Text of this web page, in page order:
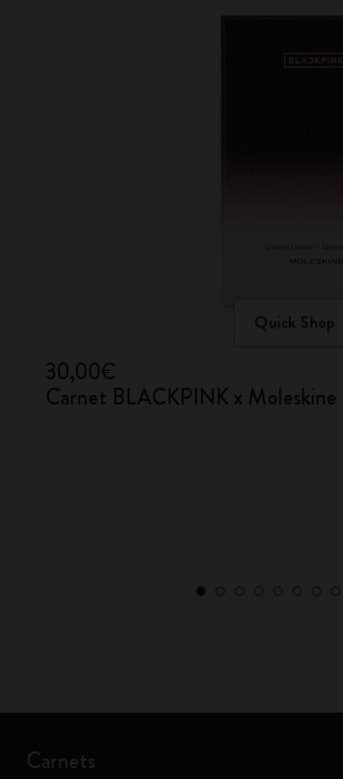
Quick Shop
30,00€
Carnet BLACKPINK x Moleskine
Carnets